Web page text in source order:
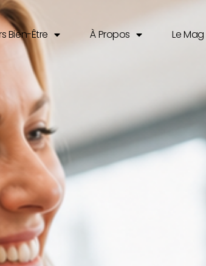
Bien-Être À Propos Le Mag